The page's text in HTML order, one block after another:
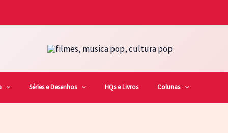
Séries e Desenhos HQs e Livros Colunas